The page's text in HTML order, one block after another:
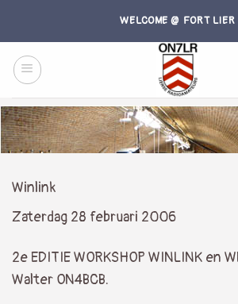
content
WELCOME @ FORT LIER
Winlink
Zaterdag 28 februari 2006
2e EDITIE WORKSHOP WINLINK en
Walter ON4BCB.